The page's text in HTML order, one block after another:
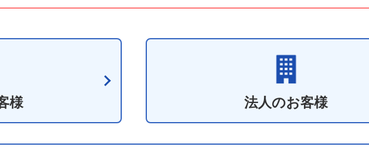
様 法人のお客様